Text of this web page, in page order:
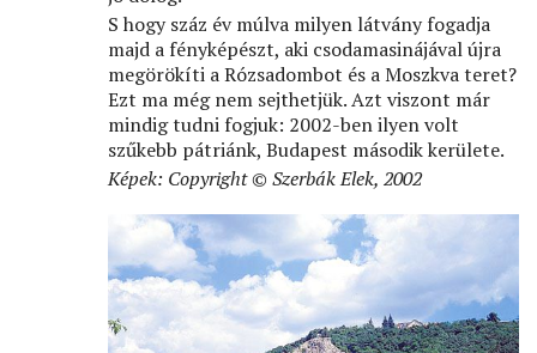
S hogy száz év múlva milyen látvány fogadja
majd a fényképészt, aki csodamasinájával újra
megörökíti a Rózsadombot és a Moszkva teret?
Ezt ma még nem sejthetjük. Azt viszont már
mindig tudni fogjuk: 2002-ben ilyen volt
szűkebb pátriánk, Budapest második kerülete.
Képek: Copyright © Szerbák Elek, 2002